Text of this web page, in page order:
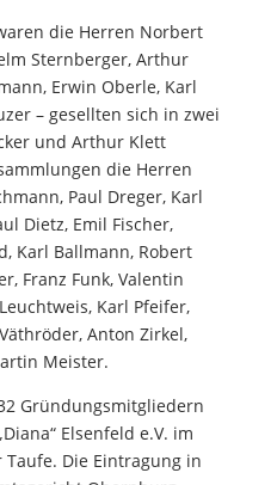
die Herren Norbert
Sternberger, Arthur
Erwin Oberle, Karl
– gesellten sich in zwei
und Arthur Klett
die Herren
Paul Dreger, Karl
Dietz, Emil Fischer,
Karl Ballmann, Robert
Franz Funk, Valentin
Karl Pfeifer,
Anton Zirkel,
Meister.
Gründungsmitgliedern
Elsenfeld e.V. im
Taufe. Die Eintragung in